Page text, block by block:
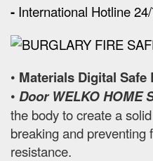
- International Hotline
• Materials Digital Safe
• Door WELKO HOME
the body to create a
breaking and preventing
resistance.